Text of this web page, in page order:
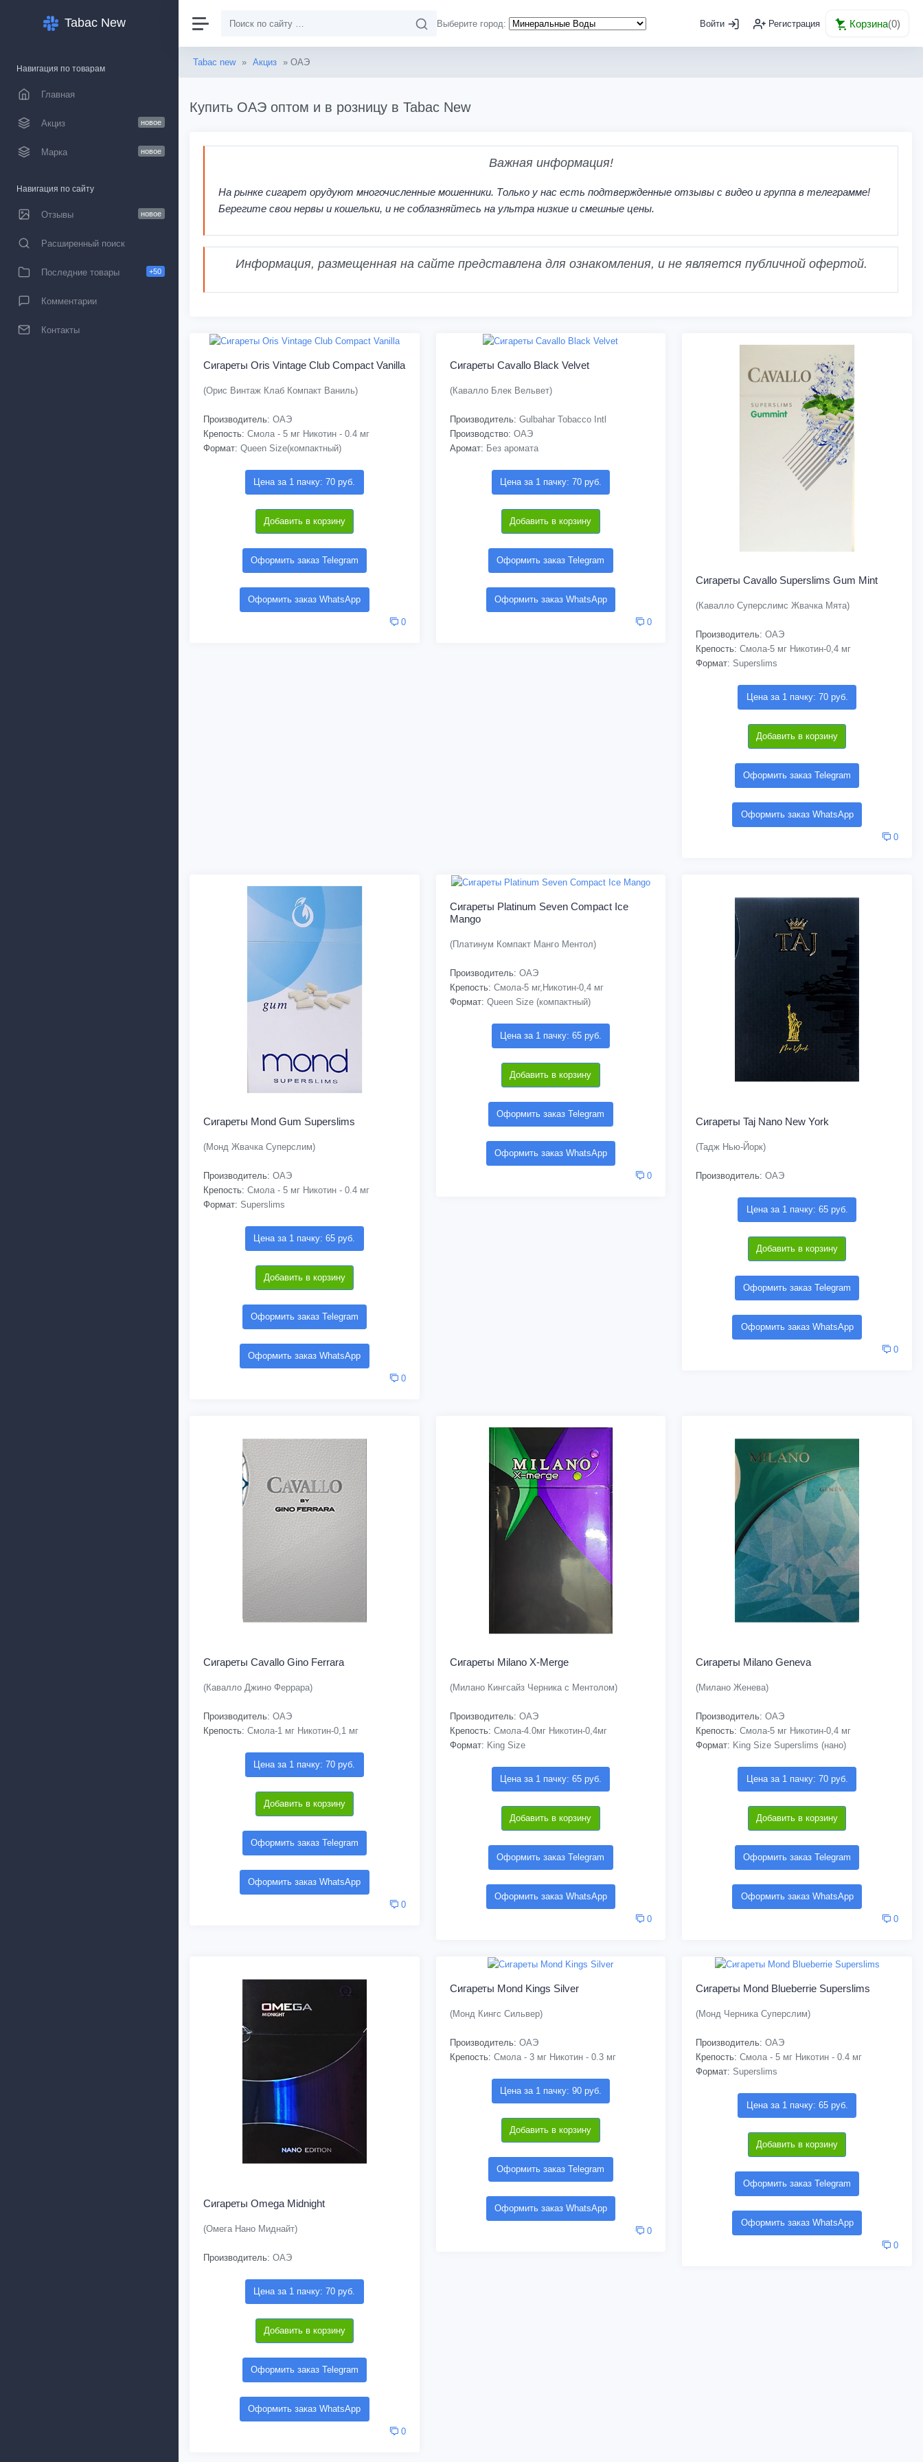
Tabac New
Навигация по товарам
Главная
Акциз новое
Марка новое
Навигация по сайту
Отзывы новое
Расширенный поиск
Последние товары +50
Комментарии
Контакты
Выберите город: Войти Регистрация Корзина(0)
Tabac new » Акциз » ОАЭ
Купить ОАЭ оптом и в розницу в Tabac New
Важная информация!
На рынке сигарет орудуют многочисленные мошенники. Только у нас есть подтвержденные отзывы с видео и группа в телеграмме!
Берегите свои нервы и кошельки, и не соблазняйтесь на ультра низкие и смешные цены.
Информация, размещенная на сайте представлена для ознакомления, и не является публичной офертой.
Сигареты Oris Vintage Club Compact Vanilla
(Орис Винтаж Клаб Компакт Ваниль)
Производитель: ОАЭ
Крепость: Смола - 5 мг Никотин - 0.4 мг
Формат: Queen Size(компактный)
Цена за 1 пачку: 70 руб.
Добавить в корзину
Оформить заказ Telegram
Оформить заказ WhatsApp
0
Сигареты Cavallo Black Velvet
(Кавалло Блек Вельвет)
Производитель: Gulbahar Tobacco Intl
Производство: ОАЭ
Аромат: Без аромата
Цена за 1 пачку: 70 руб.
Добавить в корзину
Оформить заказ Telegram
Оформить заказ WhatsApp
0
Сигареты Cavallo Superslims Gum Mint
(Кавалло Суперслимс Жвачка Мята)
Производитель: ОАЭ
Крепость: Смола-5 мг Никотин-0,4 мг
Формат: Superslims
Цена за 1 пачку: 70 руб.
Добавить в корзину
Оформить заказ Telegram
Оформить заказ WhatsApp
0
Сигареты Mond Gum Superslims
(Монд Жвачка Суперслим)
Производитель: ОАЭ
Крепость: Смола - 5 мг Никотин - 0.4 мг
Формат: Superslims
Цена за 1 пачку: 65 руб.
Добавить в корзину
Оформить заказ Telegram
Оформить заказ WhatsApp
0
Сигареты Platinum Seven Compact Ice
Mango
(Платинум Компакт Манго Ментол)
Производитель: ОАЭ
Крепость: Смола-5 мг,Никотин-0,4 мг
Формат: Queen Size (компактный)
Цена за 1 пачку: 65 руб.
Добавить в корзину
Оформить заказ Telegram
Оформить заказ WhatsApp
0
Сигареты Taj Nano New York
(Тадж Нью-Йорк)
Производитель: ОАЭ
Цена за 1 пачку: 65 руб.
Добавить в корзину
Оформить заказ Telegram
Оформить заказ WhatsApp
0
Сигареты Cavallo Gino Ferrara
(Кавалло Джино Феррара)
Производитель: ОАЭ
Крепость: Смола-1 мг Никотин-0,1 мг
Цена за 1 пачку: 70 руб.
Добавить в корзину
Оформить заказ Telegram
Оформить заказ WhatsApp
0
Сигареты Milano X-Merge
(Милано Кингсайз Черника с Ментолом)
Производитель: ОАЭ
Крепость: Смола-4.0мг Никотин-0,4мг
Формат: King Size
Цена за 1 пачку: 65 руб.
Добавить в корзину
Оформить заказ Telegram
Оформить заказ WhatsApp
0
Сигареты Milano Geneva
(Милано Женева)
Производитель: ОАЭ
Крепость: Смола-5 мг Никотин-0,4 мг
Формат: King Size Superslims (нано)
Цена за 1 пачку: 70 руб.
Добавить в корзину
Оформить заказ Telegram
Оформить заказ WhatsApp
0
Сигареты Omega Midnight
(Омега Нано Миднайт)
Производитель: ОАЭ
Цена за 1 пачку: 70 руб.
Добавить в корзину
Оформить заказ Telegram
Оформить заказ WhatsApp
0
Сигареты Mond Kings Silver
(Монд Кингс Сильвер)
Производитель: ОАЭ
Крепость: Смола - 3 мг Никотин - 0.3 мг
Цена за 1 пачку: 90 руб.
Добавить в корзину
Оформить заказ Telegram
Оформить заказ WhatsApp
0
Сигареты Mond Blueberrie Superslims
(Монд Черника Суперслим)
Производитель: ОАЭ
Крепость: Смола - 5 мг Никотин - 0.4 мг
Формат: Superslims
Цена за 1 пачку: 65 руб.
Добавить в корзину
Оформить заказ Telegram
Оформить заказ WhatsApp
0